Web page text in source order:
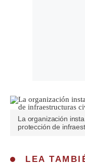
La organización
protección de
LEA